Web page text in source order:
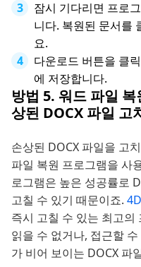
잠시 기다리면 프로
니다. 복원된 문서를
요.
다운로드 버튼을 클
에 저장합니다.
방법 5. 워드 파일
상된 DOCX 파일 고
손상된 DOCX 파일을 고
파일 복원 프로그램을 사
로그램은 높은 성공률로
고칠 수 있기 때문이죠.
즉시 고칠 수 있는 최고
읽을 수 없거나, 접근할
가 비어 보이는 DOCX 파